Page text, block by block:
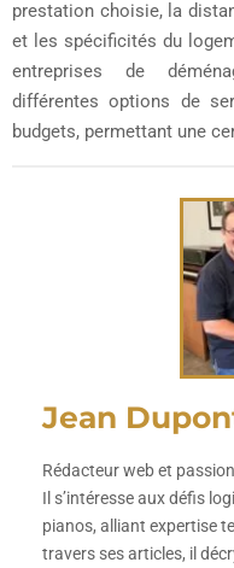
prestation choisie, la
et les spécificités du
entreprises de
différentes options de
budgets, permettant une
Jean
Rédacteur web et
Il s’intéresse aux défis
pianos, alliant expertise
travers ses articles, il